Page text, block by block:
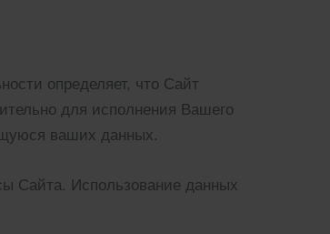
определяет, что Сайт
для исполнения Вашего
ваших данных.
Сайта. Использование данных